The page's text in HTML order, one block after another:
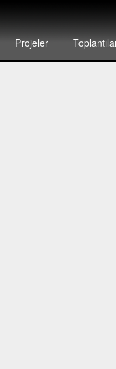
Projeler